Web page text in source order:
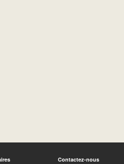
Contactez-nous